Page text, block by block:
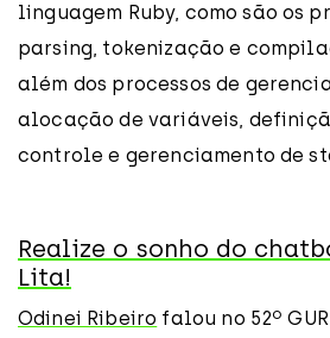
linguagem Ruby, como são os
parsing, tokenização e
além dos processos de
alocação de variáveis,
controle e gerenciamento de
Realize o sonho do
Lita!
Odinei Ribeiro falou no 52º